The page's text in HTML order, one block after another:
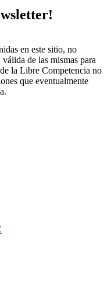
en este sitio, no
de las mismas para
la Libre Competencia no
que eventualmente